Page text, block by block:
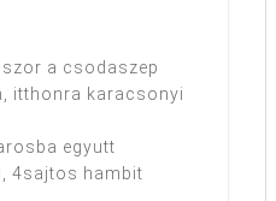
a csodaszep
itthonra karacsonyi
egyutt
4sajtos hambit